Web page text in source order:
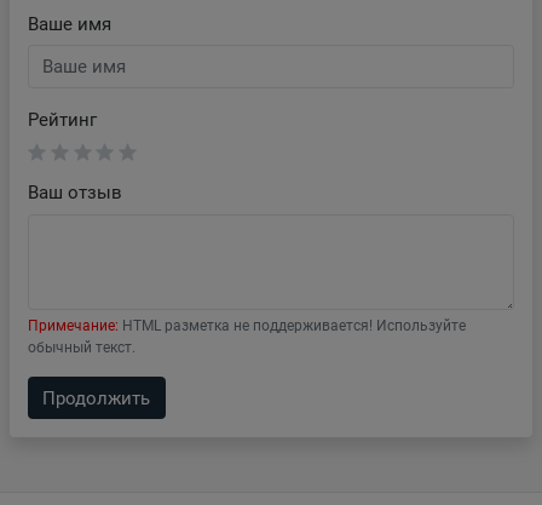
Ваше имя
Рейтинг
Ваш отзыв
Примечание: HTML разметка не поддерживается! Используйте
обычный текст.
Продолжить